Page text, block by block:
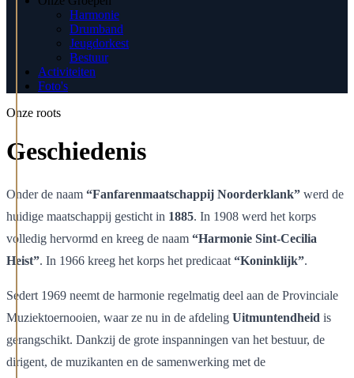
Harmonie
Drumband
Jeugdorkest
Bestuur
Activiteiten
Foto's
Onze roots
Geschiedenis
Onder de naam “Fanfarenmaatschappij Noorderklank” werd de
huidige maatschappij gesticht in 1885. In 1908 werd het korps
volledig hervormd en kreeg de naam “Harmonie Sint-Cecilia
Heist”. In 1966 kreeg het korps het predicaat “Koninklijk”.
Sedert 1969 neemt de harmonie regelmatig deel aan de Provinciale
Muziektoernooien, waar ze nu in de afdeling Uitmuntendheid is
gerangschikt. Dankzij de grote inspanningen van het bestuur, de
dirigent, de muzikanten en de samenwerking met de